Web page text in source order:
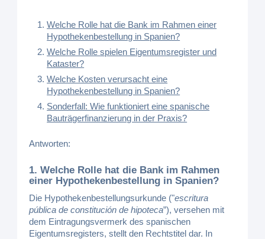
Welche Rolle hat die Bank im Rahmen einer
Hypothekenbestellung in Spanien?
Welche Rolle spielen Eigentumsregister und
Kataster?
Welche Kosten verursacht eine
Hypothekenbestellung in Spanien?
Sonderfall: Wie funktioniert eine spanische
Bauträgerfinanzierung in der Praxis?
Antworten:
1. Welche Rolle hat die Bank im Rahmen
einer Hypothekenbestellung in Spanien?
Die Hypothekenbestellungsurkunde ("escritura
pública de constitución de hipoteca”), versehen mit
dem Eintragungsvermerk des spanischen
Eigentumsregisters, stellt den Rechtstitel dar. In